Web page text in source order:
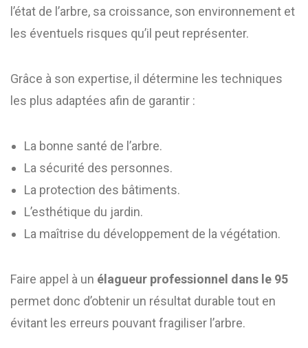
l’état de l’arbre, sa croissance, son environnement et
les éventuels risques qu’il peut représenter.
Grâce à son expertise, il détermine les techniques
les plus adaptées afin de garantir :
La bonne santé de l’arbre.
La sécurité des personnes.
La protection des bâtiments.
L’esthétique du jardin.
La maîtrise du développement de la végétation.
Faire appel à un élagueur professionnel dans le 95
permet donc d’obtenir un résultat durable tout en
évitant les erreurs pouvant fragiliser l’arbre.